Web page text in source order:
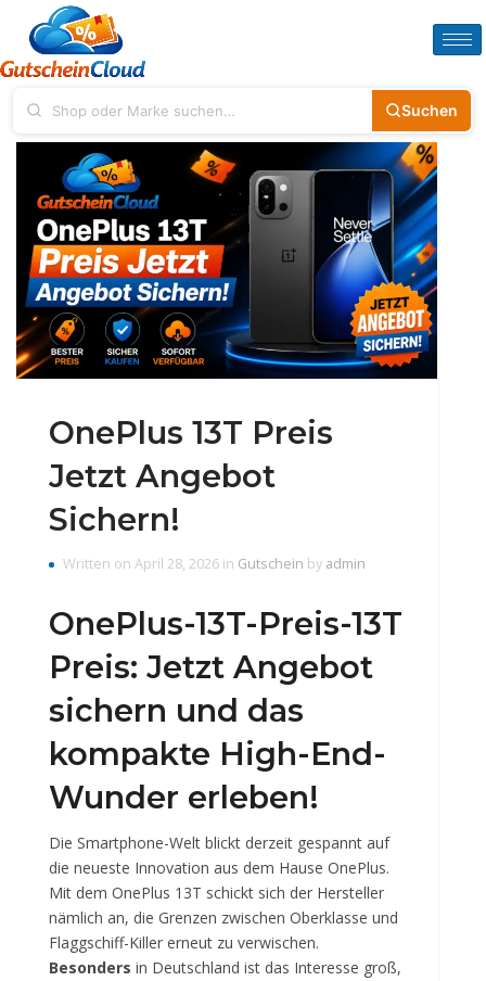
Suchen
OnePlus 13T Preis
Jetzt Angebot
Sichern!
Written on April 28, 2026 in Gutschein by admin
OnePlus-13T-Preis-13T
Preis: Jetzt Angebot
sichern und das
kompakte High-End-
Wunder erleben!
Die Smartphone-Welt blickt derzeit gespannt auf
die neueste Innovation aus dem Hause OnePlus.
Mit dem OnePlus 13T schickt sich der Hersteller
nämlich an, die Grenzen zwischen Oberklasse und
Flaggschiff-Killer erneut zu verwischen.
Besonders in Deutschland ist das Interesse groß,